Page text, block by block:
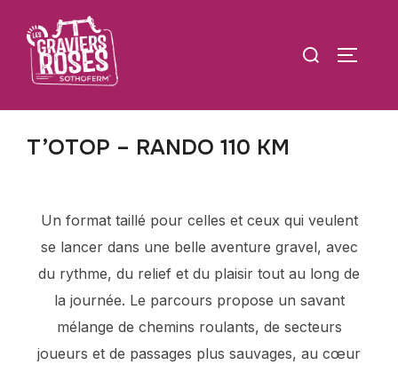
T’OTOP – RANDO 110 KM
Un format taillé pour celles et ceux qui veulent
se lancer dans une belle aventure gravel, avec
du rythme, du relief et du plaisir tout au long de
la journée. Le parcours propose un savant
mélange de chemins roulants, de secteurs
joueurs et de passages plus sauvages, au cœur